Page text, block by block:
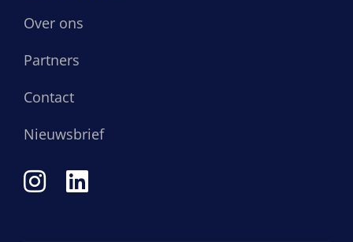
Over ons
Partners
Contact
Nieuwsbrief